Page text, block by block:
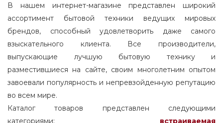
В нашем интернет-магазине представлен широкий
ассортимент бытовой техники ведущих мировых
брендов, способный удовлетворить даже самого
взыскательного клиента. Все производители,
выпускающие лучшую бытовую технику и
разместившиеся на сайте, своим многолетним опытом
завоевали популярность и непревзойденную репутацию
во всем мире.
Каталог товаров представлен следующими
категориями: встраиваемая